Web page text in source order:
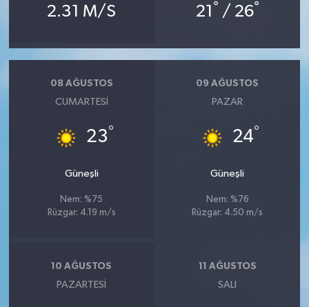
2.31 M/S 21 ° / 26°
08 AĞUSTOS
CUMARTESI
23°
Güneşli
Nem: %75
Rüzgar: 4.19 m/s
09 AĞUSTOS
PAZAR
24°
Güneşli
Nem: %76
Rüzgar: 4.50 m/s
10 AĞUSTOS
PAZARTESI
11 AĞUSTOS
SALI